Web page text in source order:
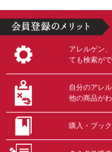
アレルゲン
ても検索が
自分のアレ
他の商品が
購入・ブッ